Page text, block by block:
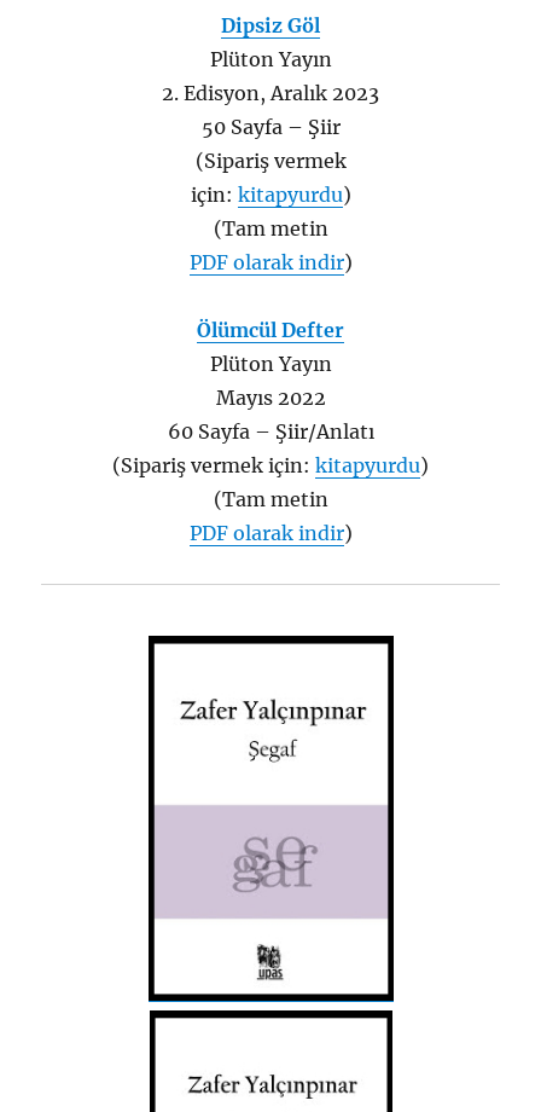
Dipsiz Göl
Plüton Yayın
2. Edisyon, Aralık 2023
50 Sayfa – Şiir
(Sipariş vermek
için: kitapyurdu)
(Tam metin
PDF olarak indir)
Ölümcül Defter
Plüton Yayın
Mayıs 2022
60 Sayfa – Şiir/Anlatı
(Sipariş vermek için: kitapyurdu)
(Tam metin
PDF olarak indir)